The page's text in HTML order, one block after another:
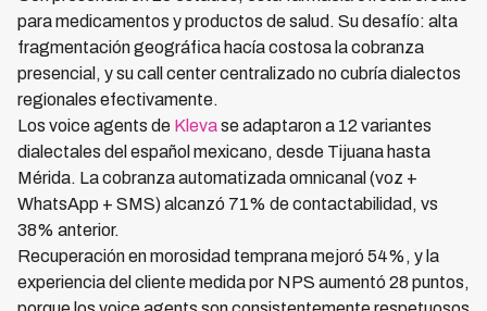
para medicamentos y productos de salud. Su desafío: alta
fragmentación geográfica hacía costosa la cobranza
presencial, y su call center centralizado no cubría dialectos
regionales efectivamente.
Los voice agents de Klevase adaptaron a 12 variantes
dialectales del español mexicano, desde Tijuana hasta
Mérida. La cobranza automatizada omnicanal (voz +
WhatsApp + SMS) alcanzó 71% de contactabilidad, vs
38% anterior.
Recuperación en morosidad temprana mejoró 54%, y la
experiencia del cliente medida por NPS aumentó 28 puntos,